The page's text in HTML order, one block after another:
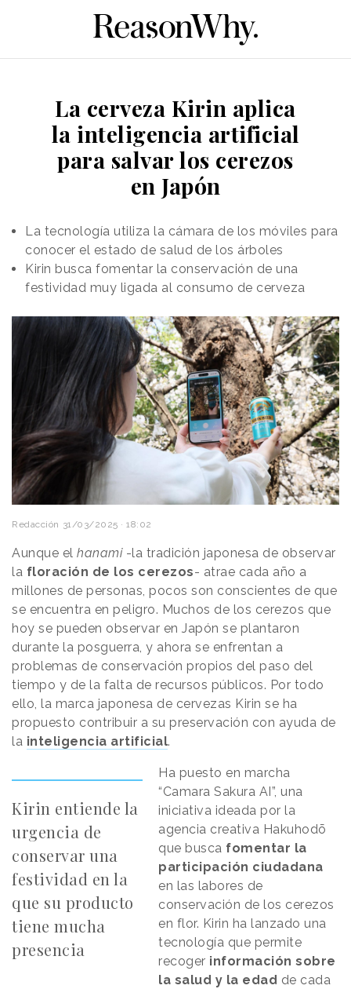
La cerveza Kirin aplica
la inteligencia artificial
para salvar los cerezos
en Japón
La tecnología utiliza la cámara de los móviles para
conocer el estado de salud de los árboles
Kirin busca fomentar la conservación de una
festividad muy ligada al consumo de cerveza
Redacción 31/03/2025 · 18:02
Aunque el hanami-la tradición japonesa de observar
la floración de los cerezos- atrae cada año a
millones de personas, pocos son conscientes de que
se encuentra en peligro. Muchos de los cerezos que
hoy se pueden observar en Japón se plantaron
durante la posguerra, y ahora se enfrentan a
problemas de conservación propios del paso del
tiempo y de la falta de recursos públicos. Por todo
ello, la marca japonesa de cervezas Kirin se ha
propuesto contribuir a su preservación con ayuda de
la inteligencia artificial.
Kirin entiende la
urgencia de
conservar una
festividad en la
que su producto
tiene mucha
presencia
Ha puesto en marcha
“Camara Sakura AI”, una
iniciativa ideada por la
agencia creativa Hakuhodō
que busca fomentar la
participación ciudadana
en las labores de
conservación de los cerezos
en flor. Kirin ha lanzado una
tecnología que permite
recoger información sobre
la salud y la edad de cada